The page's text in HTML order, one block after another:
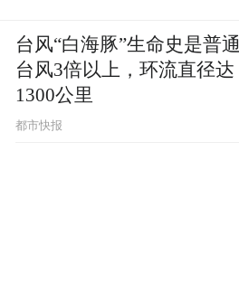
台风“白海豚”生命史是普通
台风3倍以上，环流直径达
1300公里
都市快报